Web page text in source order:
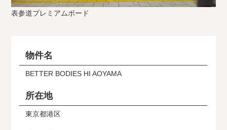
表参道プレミアムボード
物件名
BETTER BODIES HI AOYAMA
所在地
東京都港区